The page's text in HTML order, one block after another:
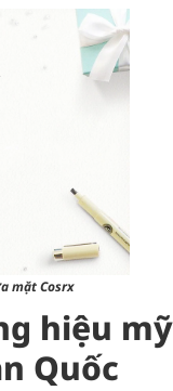
mặt Cosrx
hiệu mỹ
Quốc